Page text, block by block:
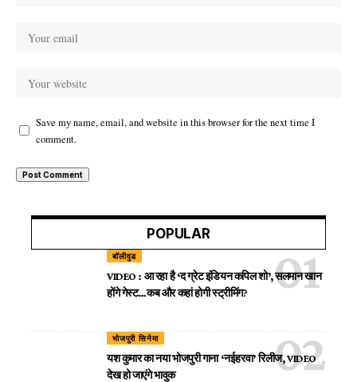
Save my name, email, and website in this browser for the next time I
comment.
POPULAR
बॉलीवुड
VIDEO : आ रहा है ‘द ग्रेट इंडियन कपिल शो’, सलमान खान
होंगे गेस्ट…कब और कहां होगी स्ट्रीमिंग?
भोजपुरी सिनेमा
यश कुमार का नया भोजपुरी गाना ‘नईहरवा’ रिलीज, VIDEO
देख हो जाएंगे भावुक